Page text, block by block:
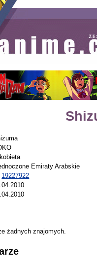
Emiraty Arabskie
19227922
żadnych znajomych.